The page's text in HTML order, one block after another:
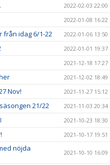
2022-02-03 22:00
2022-01-08 16:22
från idag 6/1-22 2022-01-06 13:50
2022-01-01 19:37
2021-12-18 17:27
2021-12-02 18:49
Nov! 2021-11-27 15:12
21/22 2021-11-03 20:34
2021-10-23 18:30
2021-10-17 19:51
nöjda
2021-10-10 16:09